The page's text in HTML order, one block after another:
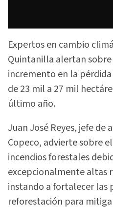
Expertos en cambio
Quintanilla alertan
incremento en la
de 23 mil a 27 mil
último año.
Juan José Reyes, jefe
Copeco, advierte sobre
incendios forestales
excepcionalmente altas
instando a fortalecer las
reforestación para